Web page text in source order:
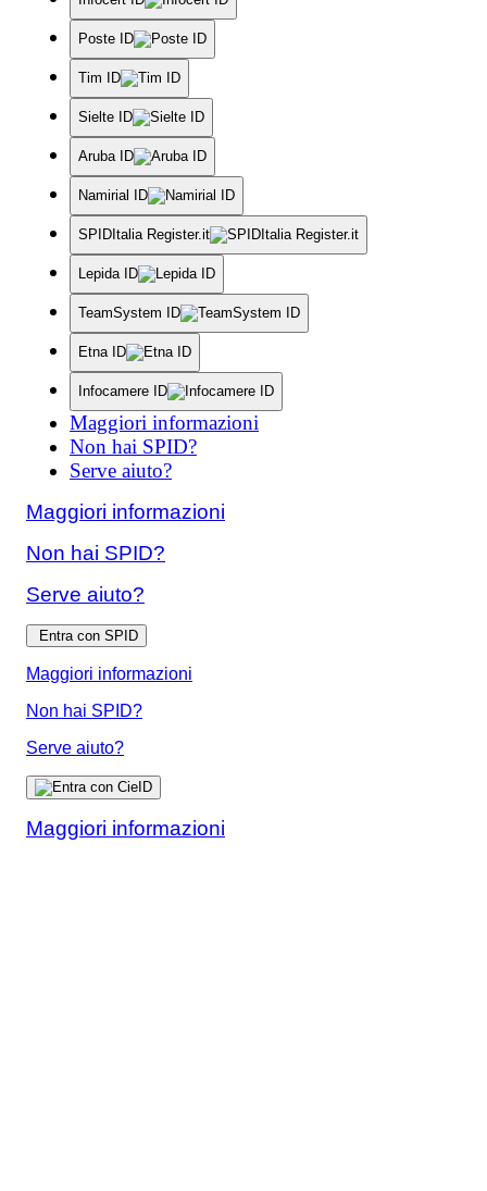
Poste ID
Tim ID
Sielte ID
Aruba ID
Namirial ID
SPIDItalia Register.it
Lepida ID
TeamSystem ID
Etna ID
Infocamere ID
Maggiori informazioni
Non hai SPID?
Serve aiuto?
Maggiori informazioni
Non hai SPID?
Serve aiuto?
Entra con SPID
Maggiori informazioni
Non hai SPID?
Serve aiuto?
Maggiori informazioni